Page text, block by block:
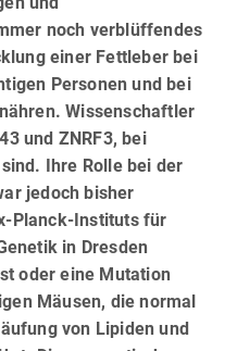
noch verblüffendes
einer Fettleber bei
Personen und bei
Wissenschaftler
und ZNRF3, bei
Ihre Rolle bei der
jedoch bisher
Planck-Instituts für
in Dresden
oder eine Mutation
Mäusen, die normal
von Lipiden und